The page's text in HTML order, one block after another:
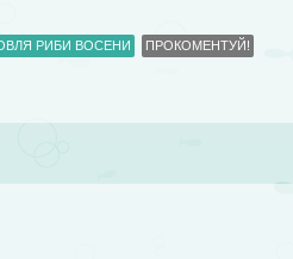
РИБИ ВОСЕНИ ПРОКОМЕНТУЙ!